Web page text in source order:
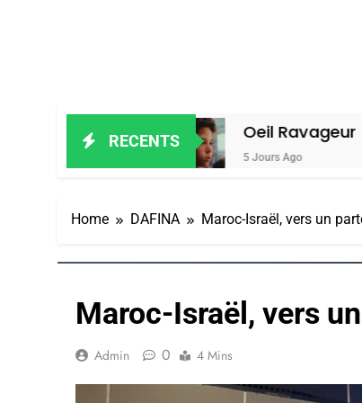
RECENTS
Oeil Ravageur – Vanessa
Home DAFINA Maroc-Israël, vers un
Maroc-Israël, vers
Admin 0 4 Mins